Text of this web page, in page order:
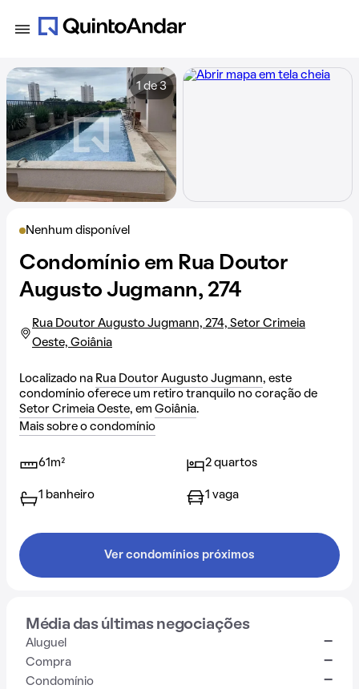
Nenhum disponível
Condomínio em Rua Doutor
Augusto Jugmann, 274
Rua Doutor Augusto Jugmann, 274, Setor Crimeia
Oeste, Goiânia
Localizado na Rua Doutor Augusto Jugmann, este
condomínio oferece um retiro tranquilo no coração de
Setor Crimeia Oeste, em Goiânia.
Mais sobre o condomínio
61m² 2 quartos
1 banheiro 1 vaga
Ver condomínios próximos
Média das últimas negociações
Aluguel -
Compra -
Condomínio -
1 de 3